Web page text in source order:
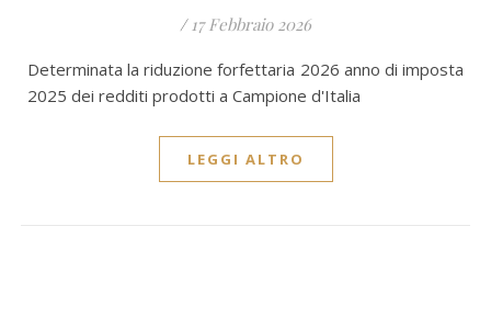
/ 17 Febbraio 2026
Determinata la riduzione forfettaria 2026 anno di imposta
2025 dei redditi prodotti a Campione d'Italia
LEGGI ALTRO